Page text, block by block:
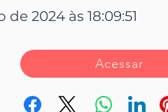
de 2024 às 18:09:51
Acessar